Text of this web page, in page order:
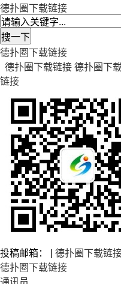
德扑圈下载链接
德扑圈下载链接
德扑圈下载链接 德扑圈下
链接
投稿邮箱： | 德扑圈下载链
德扑圈下载链接
通讯员